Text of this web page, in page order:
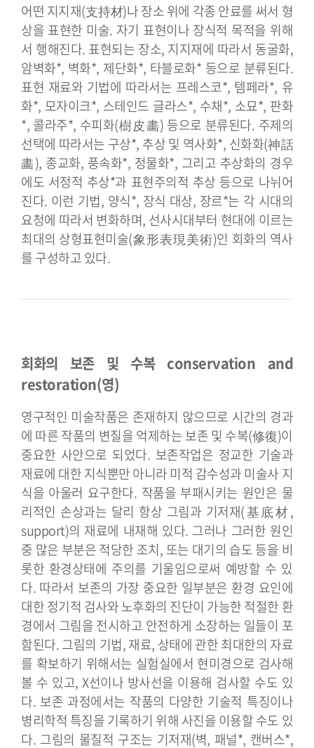
어떤 지지재(支持材)나 장소 위에 각종 안료를 써서 형
상을 표현한 미술. 자기 표현이나 장식적 목적을 위해
서 행해진다. 표현되는 장소, 지지재에 따라서 동굴화,
암벽화*, 벽화*, 제단화*, 타블로화* 등으로 분류된다.
표현 재료와 기법에 따라서는 프레스코*, 템페라*, 유
화*, 모자이크*, 스테인드 글라스*, 수채*, 소묘*, 판화
*, 콜라주*, 수피화(樹皮畵) 등으로 분류된다. 주제의
선택에 따라서는 구상*, 추상 및 역사화*, 신화화(神話
畵), 종교화, 풍속화*, 정물화*, 그리고 추상화의 경우
에도 서정적 추상*과 표현주의적 추상 등으로 나뉘어
진다. 이런 기법, 양식*, 장식 대상, 장르*는 각 시대의
요청에 따라서 변화하며, 선사시대부터 현대에 이르는
최대의 상형표현미술(象形表現美術)인 회화의 역사
를 구성하고 있다.
회화의 보존 및 수복 conservation and
restoration(영)
영구적인 미술작품은 존재하지 않으므로 시간의 경과
에 따른 작품의 변질을 억제하는 보존 및 수복(修復)이
중요한 사안으로 되었다. 보존작업은 정교한 기술과
재료에 대한 지식뿐만 아니라 미적 감수성과 미술사 지
식을 아울러 요구한다. 작품을 부패시키는 원인은 물
리적인 손상과는 달리 항상 그림과 기저재(基底材,
support)의 재료에 내재해 있다. 그러나 그러한 원인
중 많은 부분은 적당한 조치, 또는 대기의 습도 등을 비
롯한 환경상태에 주의를 기울임으로써 예방할 수 있
다. 따라서 보존의 가장 중요한 일부분은 환경 요인에
대한 정기적 검사와 노후화의 진단이 가능한 적절한 환
경에서 그림을 전시하고 안전하게 소장하는 일들이 포
함된다.그림의 기법, 재료, 상태에 관한 최대한의 자료
를 확보하기 위해서는 실험실에서 현미경으로 검사해
볼 수 있고, X선이나 방사선을 이용해 검사할 수도 있
다. 보존 과정에서는 작품의 다양한 기술적 특징이나
병리학적 특징을 기록하기 위해 사진을 이용할 수도 있
다. 그림의 물질적 구조는 기저재(벽, 패널*, 캔버스*,